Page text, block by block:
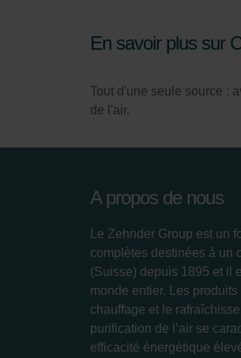
En savoir plus sur
Tout d'une seule source :
de l'air.
A propos de nous
Le Zehnder Group est un
complètes destinées à un
(Suisse) depuis 1895 et il
monde entier. Les
chauffage et le
purification de l’air se
efficacité énergétique